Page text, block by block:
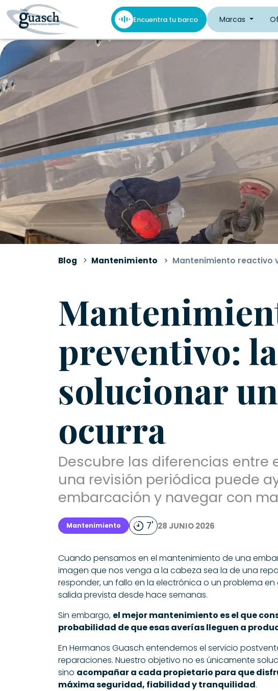
Encuentra tu barco Marcas
Blog Mantenimiento Mantenimiento reactivo
preventivo:
solucionar
ocurra
Descubre las diferencias entre
una revisión periódica puede
embarcación y navegar con
Mantenimiento 7' 28 JUNIO 2026
Cuando pensamos en el mantenimiento de una
imagen que nos venga a la cabeza sea la de una
responder, un fallo en la electrónica o un problema
salida prevista desde hace semanas.
Sin embargo, el mejor mantenimiento es el que
probabilidad de que esas averías lleguen a
En Hermanos Guasch entendemos el servicio
reparaciones. Nuestro objetivo no es únicamente
sino acompañar a cada propietario para que
máxima seguridad, fiabilidad y tranquilidad.